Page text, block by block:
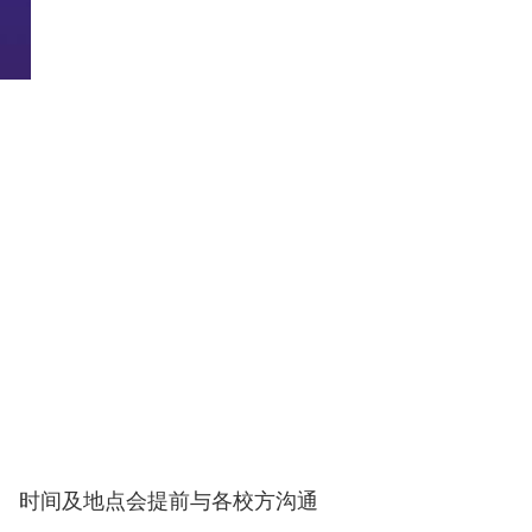
时间及地点会提前与各校方沟通